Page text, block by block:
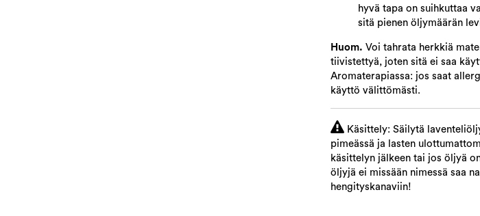
hyvä tapa on suihkuttaa
sitä pienen öljymäärän
Huom. Voi tahrata herkkiä
tiivistettyä, joten sitä ei saa
Aromaterapiassa: jos saat
käyttö välittömästi.
Käsittely: Säilytä
pimeässä ja lasten
käsittelyn jälkeen tai jos öljyä
öljyjä ei missään nimessä saa
hengityskanaviin!